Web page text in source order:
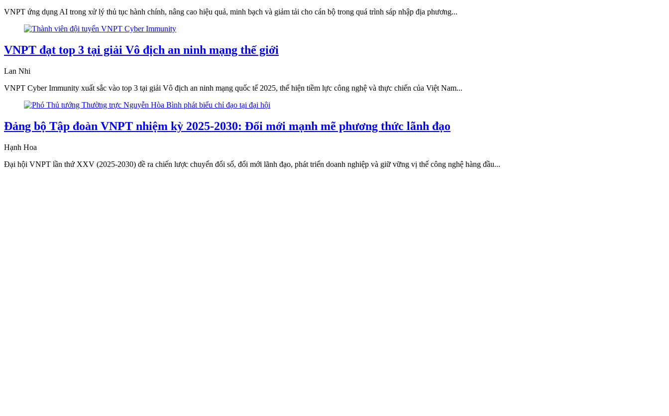
VNPT ứng dụng AI trong xử lý thủ tục hành chính, nâng cao hiệu quả, minh bạch và giảm tải cho cán bộ trong quá trình sáp nhập địa phương...
VNPT đạt top 3 tại giải Vô địch an ninh mạng thế giới
Lan Nhi
VNPT Cyber Immunity xuất sắc vào top 3 tại giải Vô địch an ninh mạng quốc tế 2025, thể hiện tiềm lực công nghệ và thực chiến của Việt Nam...
Đảng bộ Tập đoàn VNPT nhiệm kỳ 2025-2030: Đổi mới mạnh mẽ phương thức lãnh đạo
Hạnh Hoa
Đại hội VNPT lần thứ XXV (2025-2030) đề ra chiến lược chuyển đổi số, đổi mới lãnh đạo, phát triển doanh nghiệp và giữ vững vị thế công nghệ hàng đầu...